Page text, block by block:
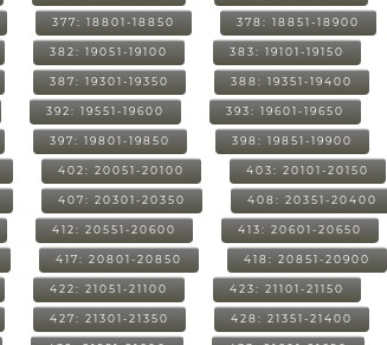
377: 18801-18850 378: 18851-18900
382: 19051-19100 383: 19101-19150
387: 19301-19350 388: 19351-19400
392: 19551-19600 393: 19601-19650
397: 19801-19850 398: 19851-19900
402: 20051-20100 403: 20101-20150
407: 20301-20350 408: 20351-20400
412: 20551-20600 413: 20601-20650
417: 20801-20850 418: 20851-20900
422: 21051-21100 423: 21101-21150
427: 21301-21350 428: 21351-21400